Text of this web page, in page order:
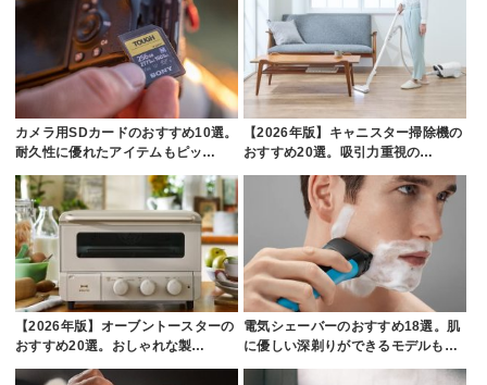
カメラ用SDカードのおすすめ10選。
耐久性に優れたアイテムもピッ…
【2026年版】キャニスター掃除機の
おすすめ20選。吸引力重視の…
【2026年版】オーブントースターの
おすすめ20選。おしゃれな製…
電気シェーバーのおすすめ18選。肌
に優しい深剃りができるモデルも…